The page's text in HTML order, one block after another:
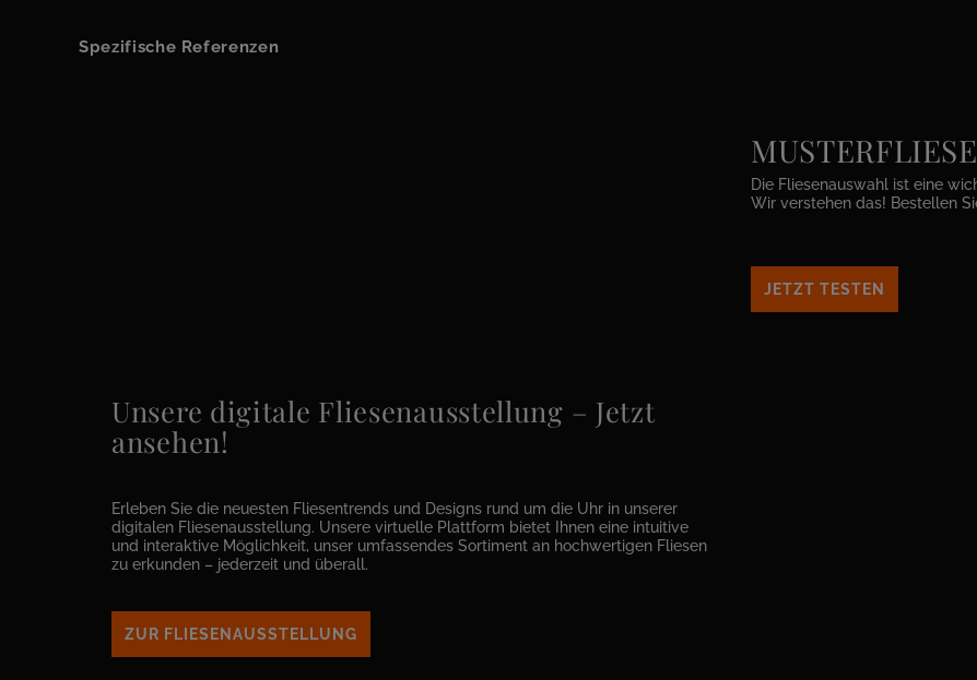
Spezifische Referenzen
Die Fliesenauswahl ist eine
Wir verstehen das! Bestellen
JETZT TESTEN
Unsere digitale Fliesenausstellung – Jetzt
ansehen!
Erleben Sie die neuesten Fliesentrends und Designs rund um die Uhr in unserer
digitalen Fliesenausstellung. Unsere virtuelle Plattform bietet Ihnen eine intuitive
und interaktive Möglichkeit, unser umfassendes Sortiment an hochwertigen Fliesen
zu erkunden – jederzeit und überall.
ZUR FLIESENAUSSTELLUNG